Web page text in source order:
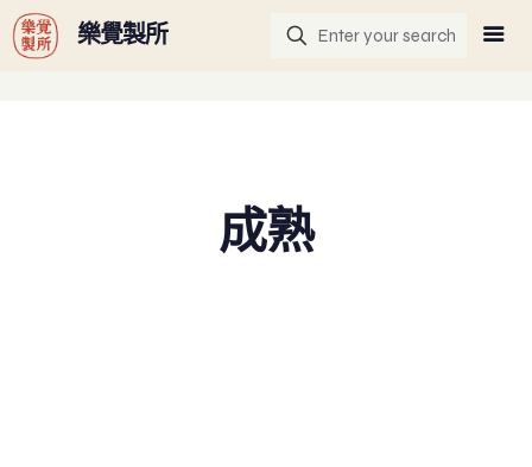
G-GHF9TLS5W3
樂覺製所
成熟